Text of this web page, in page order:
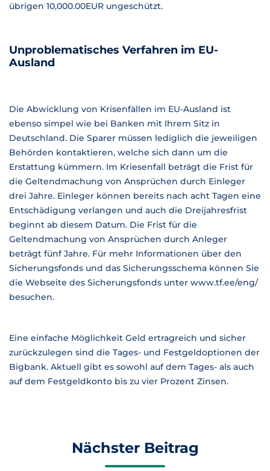
übrigen 10,000.00EUR ungeschützt.
Unproblematisches Verfahren im EU-
Ausland
Die Abwicklung von Krisenfällen im EU-Ausland ist
ebenso simpel wie bei Banken mit Ihrem Sitz in
Deutschland. Die Sparer müssen lediglich die jeweiligen
Behörden kontaktieren, welche sich dann um die
Erstattung kümmern. Im Kriesenfall beträgt die Frist für
die Geltendmachung von Ansprüchen durch Einleger
drei Jahre. Einleger können bereits nach acht Tagen eine
Entschädigung verlangen und auch die Dreijahresfrist
beginnt ab diesem Datum. Die Frist für die
Geltendmachung von Ansprüchen durch Anleger
beträgt fünf Jahre. Für mehr Informationen über den
Sicherungsfonds und das Sicherungsschema können Sie
die Webseite des Sicherungsfonds unter www.tf.ee/eng/
besuchen.
Eine einfache Möglichkeit Geld ertragreich und sicher
zurückzulegen sind die Tages- und Festgeldoptionen der
Bigbank. Aktuell gibt es sowohl auf dem Tages- als auch
auf dem Festgeldkonto bis zu vier Prozent Zinsen.
Nächster Beitrag